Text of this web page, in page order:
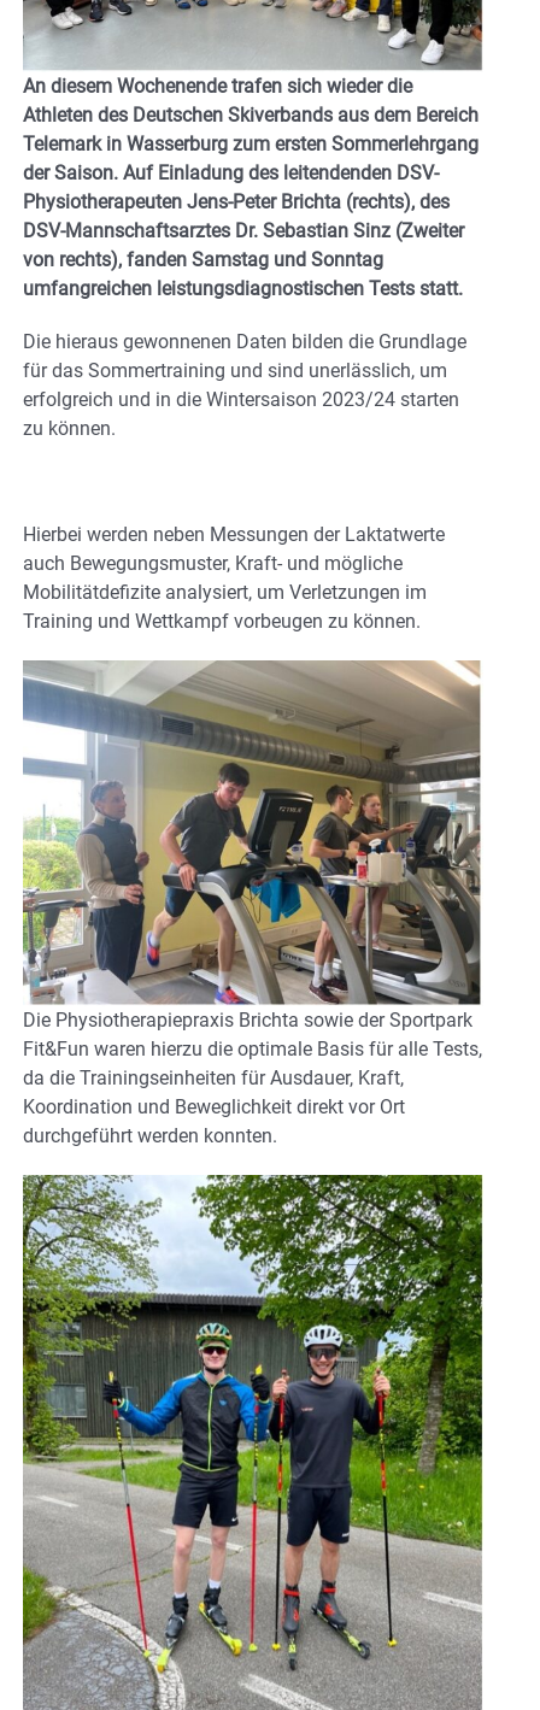
An diesem Wochenende trafen sich wieder die
Athleten des Deutschen Skiverbands aus dem Bereich
Telemark in Wasserburg zum ersten Sommerlehrgang
der Saison. Auf Einladung des leitendenden DSV-
Physiotherapeuten Jens-Peter Brichta (rechts), des
DSV-Mannschaftsarztes Dr. Sebastian Sinz (Zweiter
von rechts), fanden Samstag und Sonntag
umfangreichen leistungsdiagnostischen Tests statt.
Die hieraus gewonnenen Daten bilden die Grundlage
für das Sommertraining und sind unerlässlich, um
erfolgreich und in die Wintersaison 2023/24 starten
zu können.
Hierbei werden neben Messungen der Laktatwerte
auch Bewegungsmuster, Kraft- und mögliche
Mobilitätdefizite analysiert, um Verletzungen im
Training und Wettkampf vorbeugen zu können.
Die Physiotherapiepraxis Brichta sowie der Sportpark
Fit&Fun waren hierzu die optimale Basis für alle Tests,
da die Trainingseinheiten für Ausdauer, Kraft,
Koordination und Beweglichkeit direkt vor Ort
durchgeführt werden konnten.